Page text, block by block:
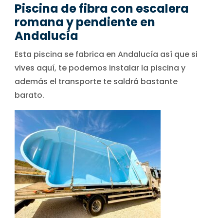
Piscina de fibra con escalera
romana y pendiente en
Andalucía
Esta piscina se fabrica en Andalucía así que si
vives aquí, te podemos instalar la piscina y
además el transporte te saldrá bastante
barato.